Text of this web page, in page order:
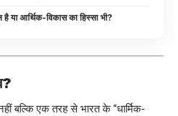
है या आर्थिक-विकास का हिस्सा भी?
बल्कि एक तरह से भारत के “धार्मिक-